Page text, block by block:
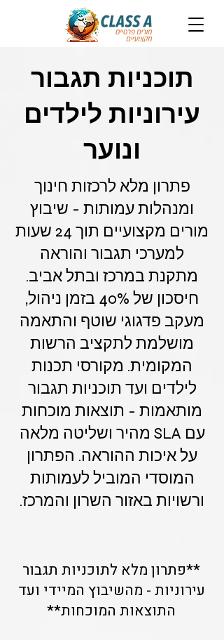
תוכניות תגבור
עירוניות לילדים
ונוער
פתרון מלא לרכזות חינוך
ומנהלות עמותות - שיבוץ
מורים מקצועיים תוך 24 שעות
למערכי תגבור והוראה
מתקנת במרכז ובתל אביב.
חיסכון של 40% בזמן ניהול,
מעקב פדגוגי שוטף והתאמה
מושלמת לתקציב הרשות
המקומית. מקורסי תכנות
לילדים ועד תוכניות תגבור
מותאמות - תוצאות מוכחות
עם SLA מהיר ושליטה מלאה
על איכות ההוראה. הפתרון
המוסדי המוביל לעמותות
ורשויות באזור השרון והמרכז.
**פתרון מלא לתוכניות תגבור
עירוניות - מהשיבוץ המיידי ועד
התוצאות המוכחות**